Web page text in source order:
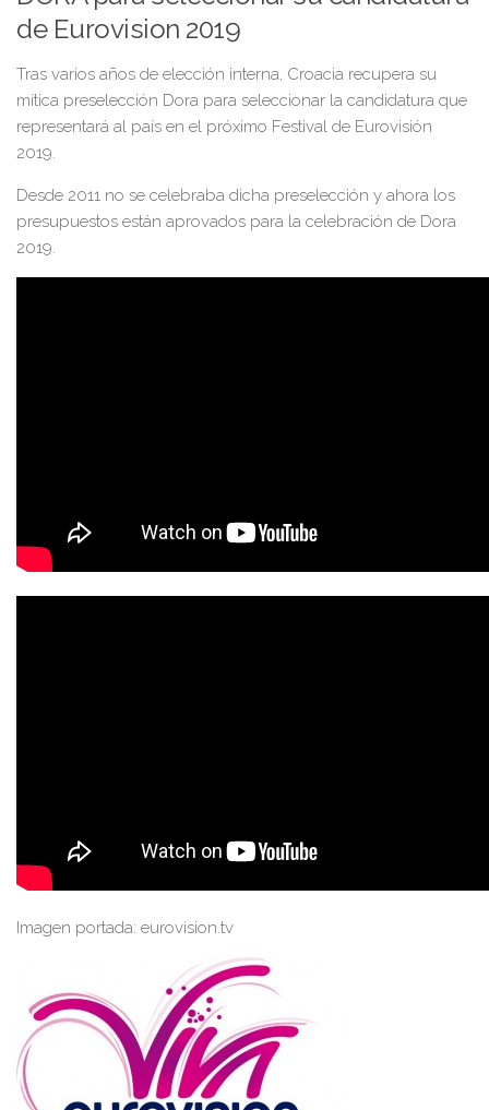
de Eurovision 2019
Tras varios años de elección interna, Croacia recupera su
mítica preselección Dora para seleccionar la candidatura que
representará al país en el próximo Festival de Eurovisión
2019.
Desde 2011 no se celebraba dicha preselección y ahora los
presupuestos están aprovados para la celebración de Dora
2019.
Imagen portada: eurovision.tv